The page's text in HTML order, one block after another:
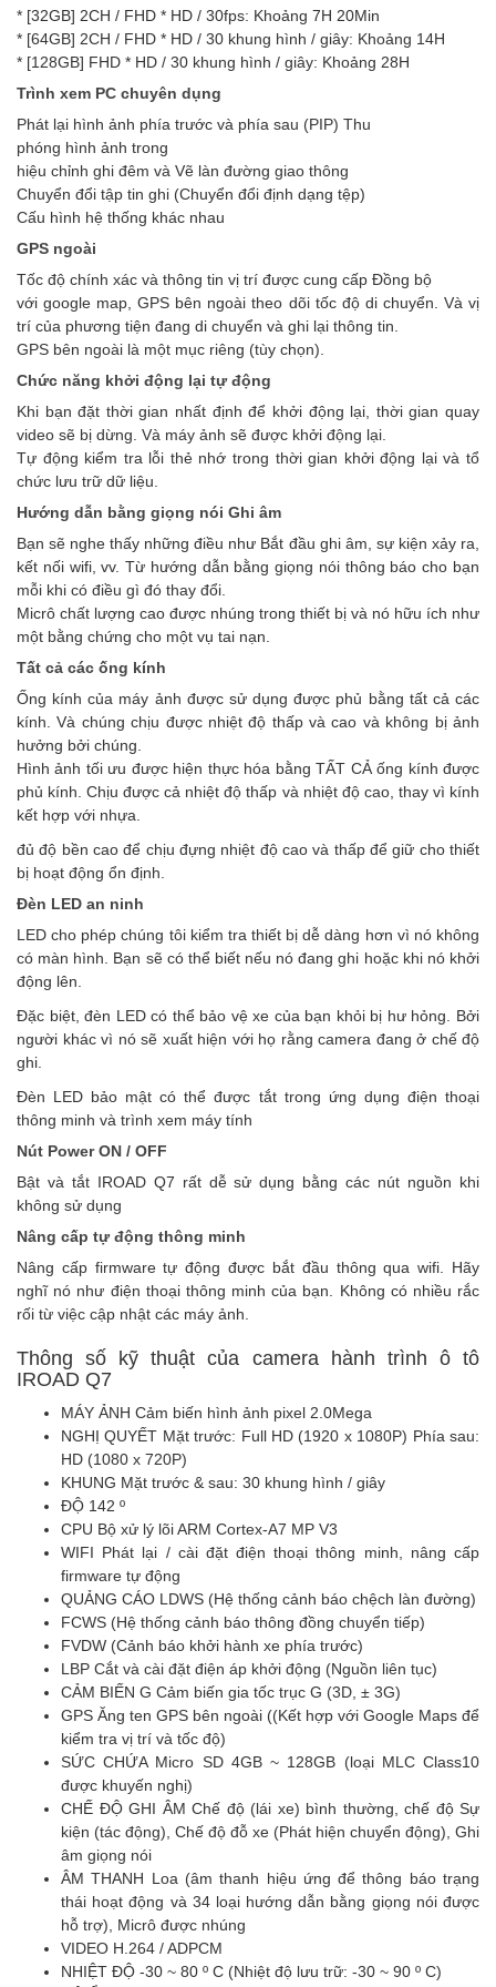
* [32GB] 2CH / FHD * HD / 30fps: Khoảng 7H 20Min
* [64GB] 2CH / FHD * HD / 30 khung hình / giây: Khoảng 14H
* [128GB] FHD * HD / 30 khung hình / giây: Khoảng 28H
Trình xem PC chuyên dụng
Phát lại hình ảnh phía trước và phía sau (PIP) Thu
phóng hình ảnh trong
hiệu chỉnh ghi đêm và Vẽ làn đường giao thông
Chuyển đổi tập tin ghi (Chuyển đổi định dạng tệp)
Cấu hình hệ thống khác nhau
GPS ngoài
Tốc độ chính xác và thông tin vị trí được cung cấp Đồng bộ
với google map, GPS bên ngoài theo dõi tốc độ di chuyển. Và vị
trí của phương tiện đang di chuyển và ghi lại thông tin.
GPS bên ngoài là một mục riêng (tùy chọn).
Chức năng khởi động lại tự động
Khi bạn đặt thời gian nhất định để khởi động lại, thời gian quay
video sẽ bị dừng. Và máy ảnh sẽ được khởi động lại.
Tự động kiểm tra lỗi thẻ nhớ trong thời gian khởi động lại và tổ
chức lưu trữ dữ liệu.
Hướng dẫn bằng giọng nói Ghi âm
Bạn sẽ nghe thấy những điều như Bắt đầu ghi âm, sự kiện xảy ra,
kết nối wifi, vv. Từ hướng dẫn bằng giọng nói thông báo cho bạn
mỗi khi có điều gì đó thay đổi.
Micrô chất lượng cao được nhúng trong thiết bị và nó hữu ích như
một bằng chứng cho một vụ tai nạn.
Tất cả các ống kính
Ống kính của máy ảnh được sử dụng được phủ bằng tất cả các
kính. Và chúng chịu được nhiệt độ thấp và cao và không bị ảnh
hưởng bởi chúng.
Hình ảnh tối ưu được hiện thực hóa bằng TẤT CẢ ống kính được
phủ kính. Chịu được cả nhiệt độ thấp và nhiệt độ cao, thay vì kính
kết hợp với nhựa.
đủ độ bền cao để chịu đựng nhiệt độ cao và thấp để giữ cho thiết
bị hoạt động ổn định.
Đèn LED an ninh
LED cho phép chúng tôi kiểm tra thiết bị dễ dàng hơn vì nó không
có màn hình. Bạn sẽ có thể biết nếu nó đang ghi hoặc khi nó khởi
động lên.
Đặc biệt, đèn LED có thể bảo vệ xe của bạn khỏi bị hư hỏng. Bởi
người khác vì nó sẽ xuất hiện với họ rằng camera đang ở chế độ
ghi.
Đèn LED bảo mật có thể được tắt trong ứng dụng điện thoại
thông minh và trình xem máy tính
Nút Power ON / OFF
Bật và tắt IROAD Q7 rất dễ sử dụng bằng các nút nguồn khi
không sử dụng
Nâng cấp tự động thông minh
Nâng cấp firmware tự động được bắt đầu thông qua wifi. Hãy
nghĩ nó như điện thoại thông minh của bạn. Không có nhiều rắc
rối từ việc cập nhật các máy ảnh.
Thông số kỹ thuật của camera hành trình ô tô
IROAD Q7
MÁY ẢNH Cảm biến hình ảnh pixel 2.0Mega
NGHỊ QUYẾT Mặt trước: Full HD (1920 x 1080P) Phía sau:
HD (1080 x 720P)
KHUNG Mặt trước & sau: 30 khung hình / giây
ĐỘ 142 º
CPU Bộ xử lý lõi ARM Cortex-A7 MP V3
WIFI Phát lại / cài đặt điện thoại thông minh, nâng cấp
firmware tự động
QUẢNG CÁO LDWS (Hệ thống cảnh báo chệch làn đường)
FCWS (Hệ thống cảnh báo thông đồng chuyển tiếp)
FVDW (Cảnh báo khởi hành xe phía trước)
LBP Cắt và cài đặt điện áp khởi động (Nguồn liên tục)
CẢM BIẾN G Cảm biến gia tốc trục G (3D, ± 3G)
GPS Ăng ten GPS bên ngoài ((Kết hợp với Google Maps để
kiểm tra vị trí và tốc độ)
SỨC CHỨA Micro SD 4GB ~ 128GB (loại MLC Class10
được khuyến nghị)
CHẾ ĐỘ GHI ÂM Chế độ (lái xe) bình thường, chế độ Sự
kiện (tác động), Chế độ đỗ xe (Phát hiện chuyển động), Ghi
âm giọng nói
ÂM THANH Loa (âm thanh hiệu ứng để thông báo trạng
thái hoạt động và 34 loại hướng dẫn bằng giọng nói được
hỗ trợ), Micrô được nhúng
VIDEO H.264 / ADPCM
NHIỆT ĐỘ -30 ~ 80 º C (Nhiệt độ lưu trữ: -30 ~ 90 º C)